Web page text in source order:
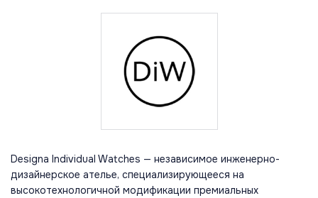
Designa Individual Watches — независимое инженерно-
дизайнерское ателье, специализирующееся на
высокотехнологичной модификации премиальных